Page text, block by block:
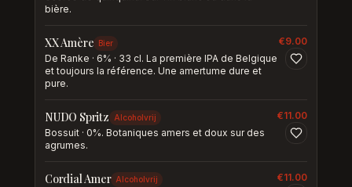
bière.
XX Amère Bier
De Ranke · 6% · 33 cl. La première IPA de Belgique
et toujours la référence. Une amertume dure et
pure.
€9.00
NUDO Spritz Alcoholvrij
Bossuit · 0%. Botaniques amers et doux sur des
agrumes.
€11.00
Cordial Amer Alcoholvrij €11.00